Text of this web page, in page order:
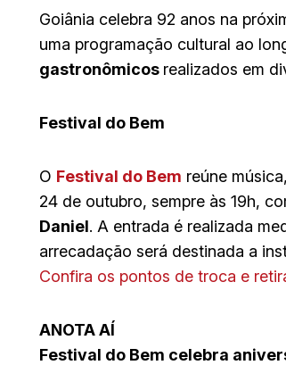
Goiânia celebra 92 anos na
uma programação cultural ao
gastronômicos realizados em
Festival do Bem
O Festival do Bem reúne
24 de outubro, sempre às 19h,
Daniel. A entrada é realizada
arrecadação será destinada a
Confira os pontos de troca e
ANOTA AÍ
Festival do Bem celebra